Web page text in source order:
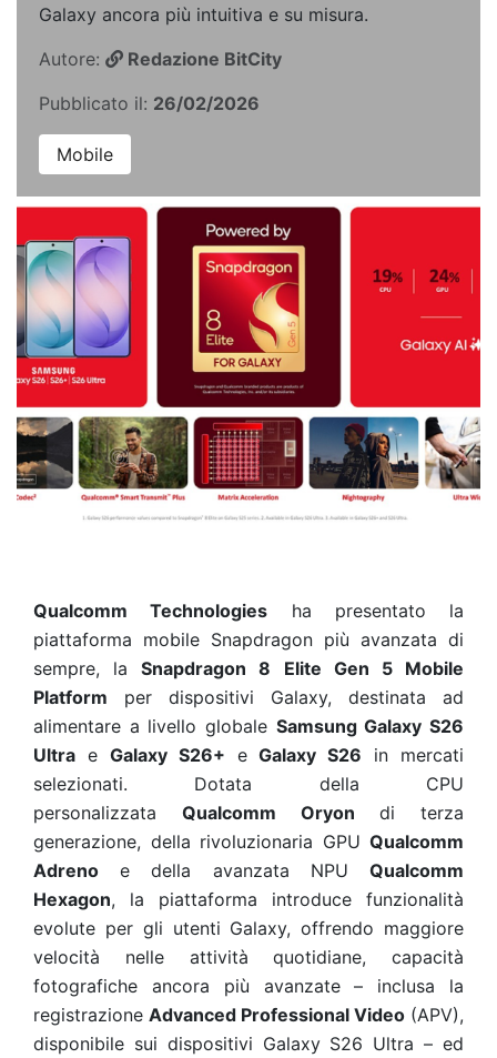
Galaxy ancora più intuitiva e su misura.
Autore:
Redazione BitCity
Pubblicato il: 26/02/2026
Mobile
Qualcomm Technologies ha presentato la
piattaforma mobile Snapdragon più avanzata di
sempre, laSnapdragon 8 Elite Gen 5 Mobile
Platform per dispositivi Galaxy, destinata ad
alimentare a livello globale Samsung Galaxy S26
Ultra e Galaxy S26+ eGalaxy S26 in mercati
selezionati. Dotata della CPU
personalizzata Qualcomm Oryon di terza
generazione, della rivoluzionaria GPU Qualcomm
Adreno e della avanzata NPU Qualcomm
Hexagon, la piattaforma introduce funzionalità
evolute per gli utenti Galaxy, offrendo maggiore
velocità nelle attività quotidiane, capacità
fotografiche ancora più avanzate – inclusa la
registrazione Advanced Professional Video (APV),
disponibile sui dispositivi Galaxy S26 Ultra – ed